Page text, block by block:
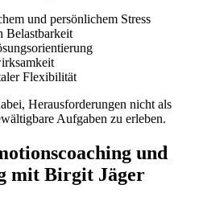
und persönlichem Stress
Belastbarkeit
Flexibilität
Herausforderungen nicht als
Aufgaben zu erleben.
und
mit Birgit Jäger